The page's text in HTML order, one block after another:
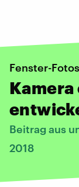
Fenster-Fotos
Kamera
Beitrag aus
2018